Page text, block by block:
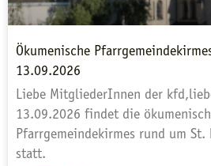
Ökumenische
13.09.2026
Liebe MitgliederInnen der
13.09.2026 findet die
Pfarrgemeindekirmes rund um
statt.